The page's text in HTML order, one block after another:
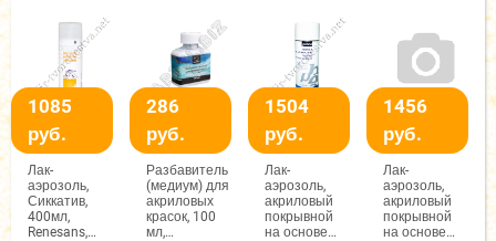
1085
руб.
Лак-
аэрозоль,
Сиккатив,
400мл,
Renesans,
286
руб.
Разбавитель
(медиум) для
акриловых
красок, 100
мл,
1504
руб.
Лак-
аэрозоль,
акриловый
покрывной
на основе
1456
руб.
Лак-
аэрозоль,
акриловый
покрывной
на основе